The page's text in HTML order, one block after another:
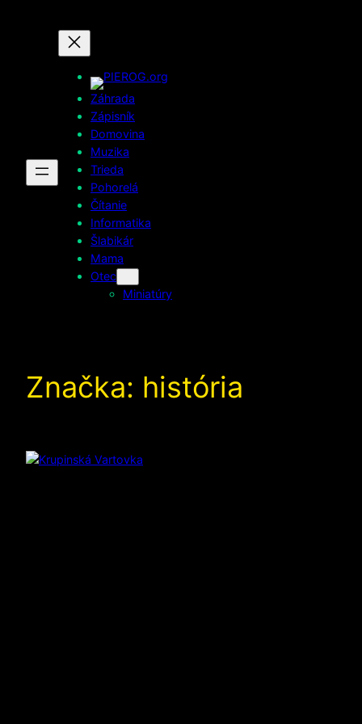
Záhrada
Zápisník
Domovina
Muzika
Trieda
Pohorelá
Čítanie
Informatika
Šlabikár
Mama
Otec
Miniatúry
Značka: história